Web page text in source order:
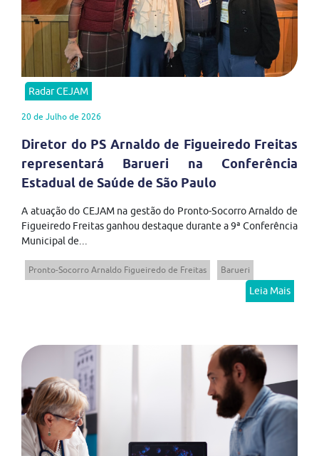
Radar CEJAM
20 de Julho de 2026
Diretor do PS Arnaldo de Figueiredo Freitas
representará Barueri na Conferência
Estadual de Saúde de São Paulo
A atuação do CEJAM na gestão do Pronto-Socorro Arnaldo de
Figueiredo Freitas ganhou destaque durante a 9ª Conferência
Municipal de...
Pronto-Socorro Arnaldo Figueiredo de Freitas Barueri
Leia Mais